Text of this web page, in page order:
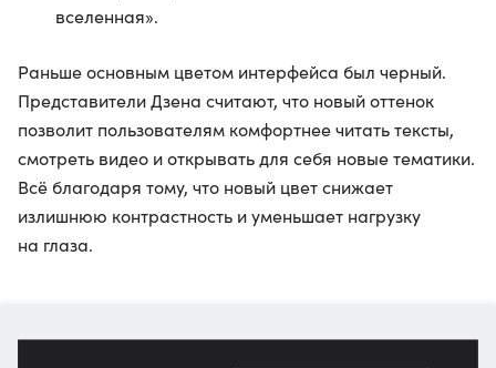
вселенная».
Раньше основным цветом интерфейса был черный.
Представители Дзена считают, что новый оттенок
позволит пользователям комфортнее читать тексты,
смотреть видео и открывать для себя новые тематики.
Всё благодаря тому, что новый цвет снижает
излишнюю контрастность и уменьшает нагрузку
на глаза.